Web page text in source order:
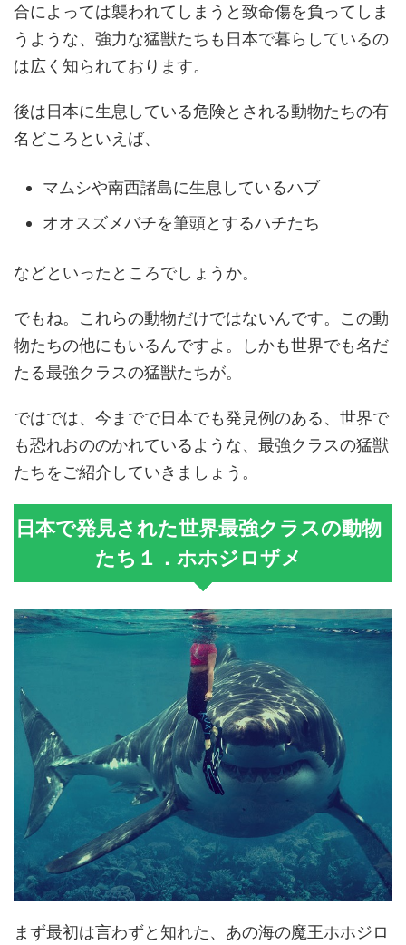
合によっては襲われてしまうと致命傷を負ってしま
うような、強力な猛獣たちも日本で暮らしているの
は広く知られております。
後は日本に生息している危険とされる動物たちの有
名どころといえば、
マムシや南西諸島に生息しているハブ
オオスズメバチを筆頭とするハチたち
などといったところでしょうか。
でもね。これらの動物だけではないんです。この動
物たちの他にもいるんですよ。しかも世界でも名だ
たる最強クラスの猛獣たちが。
ではでは、今までで日本でも発見例のある、世界で
も恐れおののかれているような、最強クラスの猛獣
たちをご紹介していきましょう。
日本で発見された世界最強クラスの動物
たち１．ホホジロザメ
まず最初は言わずと知れた、あの海の魔王ホホジロ